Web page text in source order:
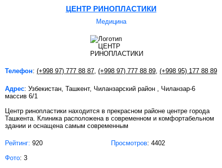
ЦЕНТР РИНОПЛАСТИКИ
Медицина
Телефон: (+998 97) 777 88 87, (+998 97) 777 88 89, (+998 95) 177 88 89
Адрес: Узбекистан, Ташкент, Чиланзарский район , Чиланзар-6
массив 6/1
Центр ринопластики находится в прекрасном районе центре города
Ташкента. Клиника расположена в современном и комфортабельном
здании и оснащена самым современным
Рейтинг: 920 Просмотров: 4402
Фото: 3